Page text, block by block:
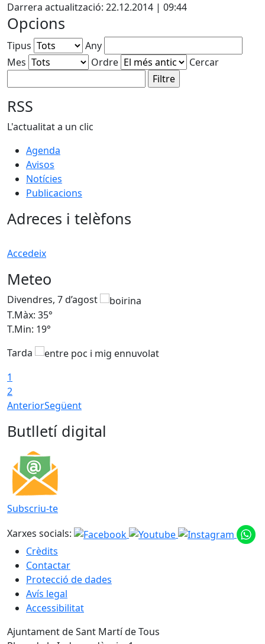
Darrera actualització: 22.12.2014 | 09:44
Opcions
Tipus
Any
Mes
Ordre Cercar
RSS
L'actualitat a un clic
Agenda
Avisos
Notícies
Publicacions
Adreces i telèfons
Accedeix
Meteo
Divendres, 7 d’agost
T.Màx: 35°
T.Min: 19°
Tarda
1
2
AnteriorSegüent
Butlletí digital
Subscriu-te
Xarxes socials:
Crèdits
Contactar
Protecció de dades
Avís legal
Accessibilitat
Ajuntament de Sant Martí de Tous